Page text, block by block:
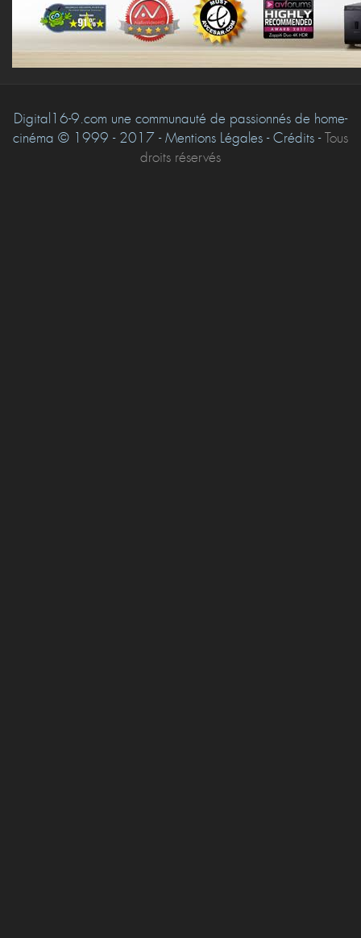
Digital16-9.com une communauté de passionnés de home-
cinéma © 1999 - 2017 - Mentions Légales - Crédits -Tous
droits réservés